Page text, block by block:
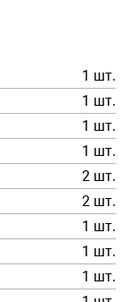
1 шт.
1 шт.
1 шт.
1 шт.
2 шт.
2 шт.
1 шт.
1 шт.
1 шт.